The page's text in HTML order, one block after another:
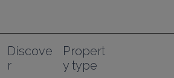
Discove
r
Propert
y type